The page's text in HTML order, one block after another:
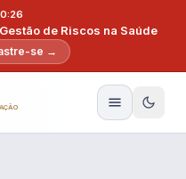
de Riscos na Saúde
se →